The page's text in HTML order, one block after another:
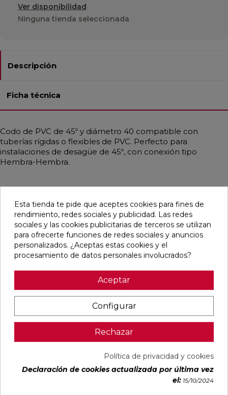
Ver disponibilidad
Ninguna tienda seleccionada
Descripción
Ficha técnica
Codo de PVC de 45º y diámetro 40 compatible con
tuberías rígidas o flexibles de PVC. Perfecto para
instalaciones de desagüe de 45º, con conexión tipo
Hembra-Hembra.
Productos relacionados
PVC 45º
Ø32
Ref:
Llongueras
PVP
favorite
PVC 45 40
MM
MACHO-
HEMBRA
Ref: 28021610
0,56 €
favorite
AÑADIR
CODO
PVC 45º
Ø50
Ref:
Llongueras
PVP
0,59 €
favorite
PVC 45º
Ø75
Ref:
PVP
1,17 €
AÑADIR
Esta tienda te pide que aceptes cookies para fines de
rendimiento, redes sociales y publicidad. Las redes
sociales y las cookies publicitarias de terceros se utilizan
para ofrecerte funciones de redes sociales y anuncios
personalizados. ¿Aceptas estas cookies y el
procesamiento de datos personales involucrados?
Aceptar
Configurar
Rechazar
Política de privacidad y cookies
Declaración de cookies actualizada por última vez
el: 15/10/2024